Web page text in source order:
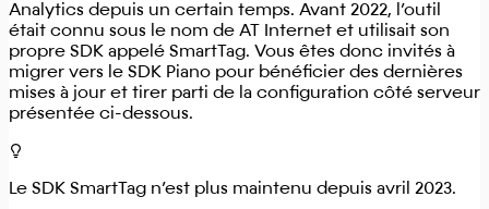
Analytics depuis un certain temps. Avant 2022, l’outil
était connu sous le nom de AT Internet et utilisait son
propre SDK appelé SmartTag. Vous êtes donc invités à
migrer vers le SDK Piano pour bénéficier des dernières
mises à jour et tirer parti de la configuration côté serveur
présentée ci-dessous.
Le SDK SmartTag n’est plus maintenu depuis avril 2023.